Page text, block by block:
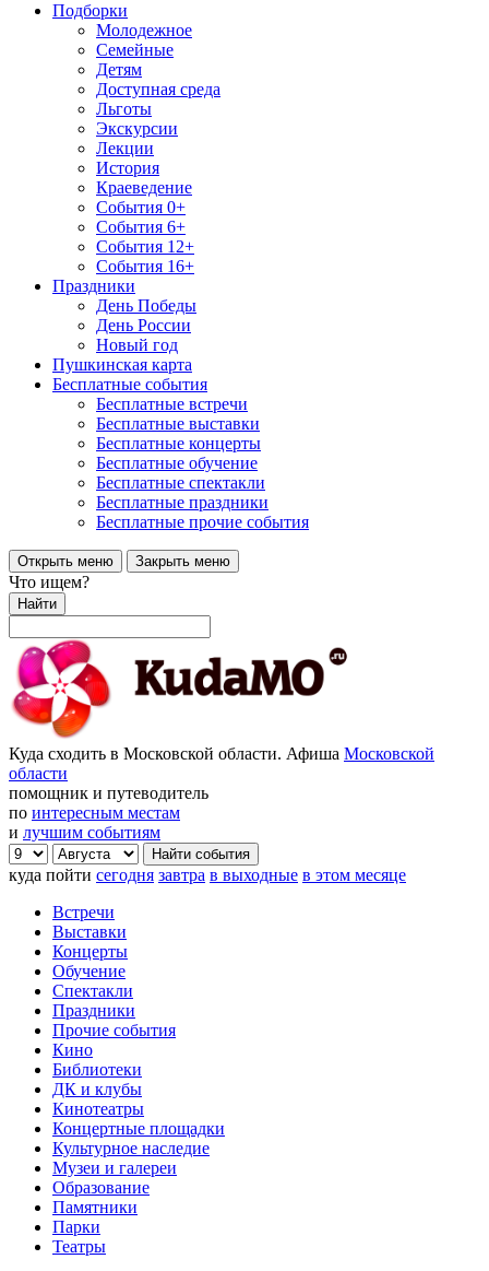
Подборки
Молодежное
Семейные
Детям
Доступная среда
Льготы
Экскурсии
Лекции
История
Краеведение
События 0+
События 6+
События 12+
События 16+
Праздники
День Победы
День России
Новый год
Пушкинская карта
Бесплатные события
Бесплатные встречи
Бесплатные выставки
Бесплатные концерты
Бесплатные обучение
Бесплатные спектакли
Бесплатные праздники
Бесплатные прочие события
Открыть меню Закрыть меню
Что ищем?
Найти
Куда сходить в Московской области. Афиша Московской
области
помощник и путеводитель
по интересным местам
и лучшим событиям
куда пойти сегодня завтра в выходные в этом месяце
Встречи
Выставки
Концерты
Обучение
Спектакли
Праздники
Прочие события
Кино
Библиотеки
ДК и клубы
Кинотеатры
Концертные площадки
Культурное наследие
Музеи и галереи
Образование
Памятники
Парки
Театры